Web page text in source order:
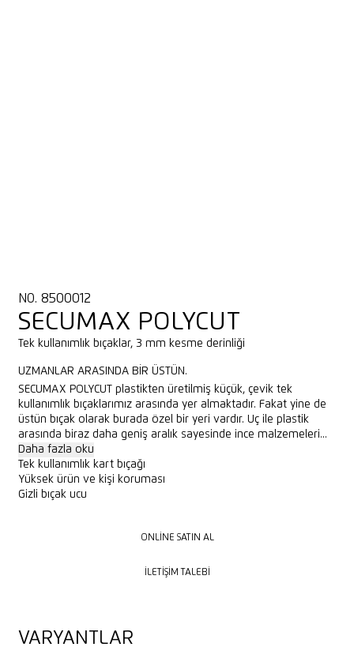
NO. 8500012
SECUMAX POLYCUT
Tek kullanımlık bıçaklar, 3 mm kesme derinliği
UZMANLAR ARASINDA BIR ÜSTÜN.
SECUMAX POLYCUT plastikten üretilmiş küçük, çevik tek
kullanımlık bıçaklarımız arasında yer almaktadır. Fakat yine de
üstün bıçak olarak burada özel bir yeri vardır. Uç ile plastik
arasında biraz daha geniş aralık sayesinde ince malzemeleri...
Daha fazla oku
Tek kullanımlık kart bıçağı
Yüksek ürün ve kişi koruması
Gizli bıçak ucu
ONLINE SATIN AL
İLETIŞIM TALEBI
VARYANTLAR